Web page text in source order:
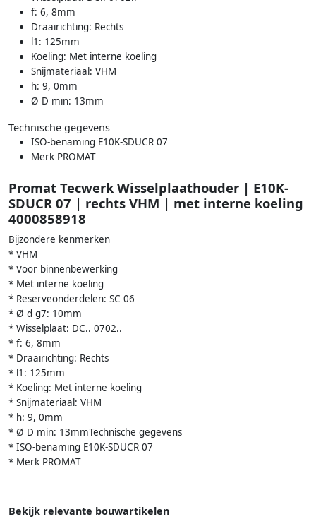
f: 6, 8mm
Draairichting: Rechts
l1: 125mm
Koeling: Met interne koeling
Snijmateriaal: VHM
h: 9, 0mm
Ø D min: 13mm
Technische gegevens
ISO-benaming E10K-SDUCR 07
Merk PROMAT
Promat Tecwerk Wisselplaathouder | E10K-
SDUCR 07 | rechts VHM | met interne koeling
4000858918
Bijzondere kenmerken
* VHM
* Voor binnenbewerking
* Met interne koeling
* Reserveonderdelen: SC 06
* Ø d g7: 10mm
* Wisselplaat: DC.. 0702..
* f: 6, 8mm
* Draairichting: Rechts
* l1: 125mm
* Koeling: Met interne koeling
* Snijmateriaal: VHM
* h: 9, 0mm
* Ø D min: 13mmTechnische gegevens
* ISO-benaming E10K-SDUCR 07
* Merk PROMAT
Bekijk relevante bouwartikelen